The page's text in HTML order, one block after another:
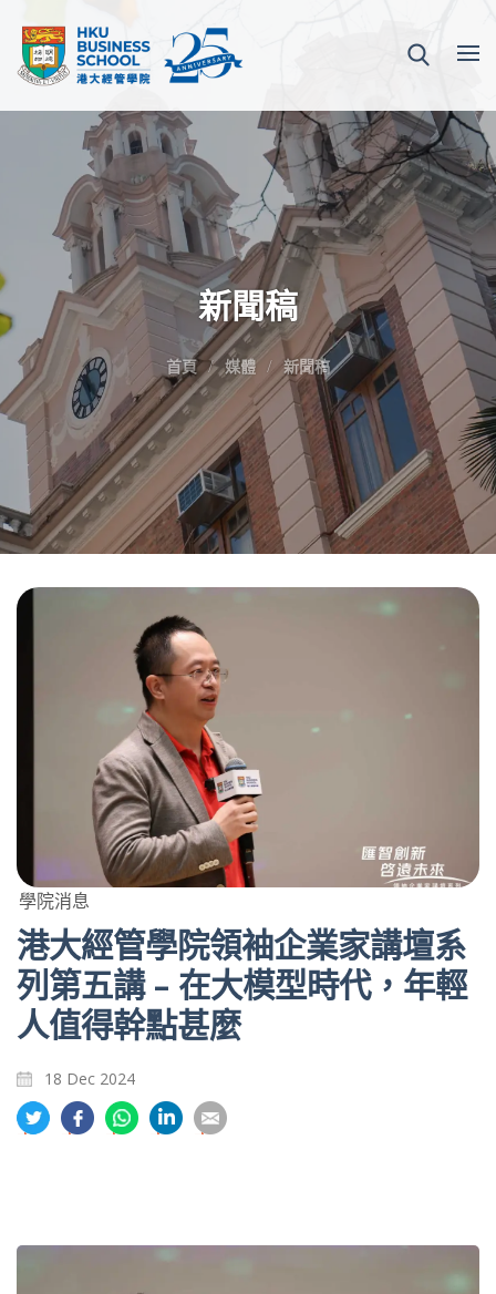
新聞稿
首頁 媒體 新聞稿
學院消息
港大經管學院領袖企業家講壇系
列第五講 – 在大模型時代，年輕
人值得幹點甚麼
18 Dec 2024
分
享
分
享
分
享
享
享